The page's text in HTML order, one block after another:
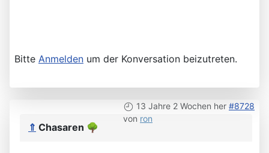
Bitte Anmelden um der Konversation beizutreten.
13 Jahre 2 Wochen her #8728
von ron
⇑ Chasaren 🌳